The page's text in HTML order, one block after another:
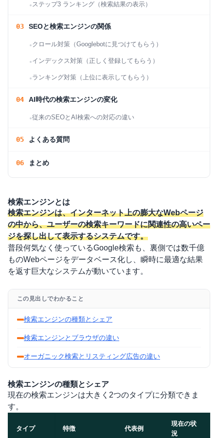
ステップ3 ランキング（検索結果の表示）
SEOと検索エンジンの関係
クロール対策（Googlebotに見つけてもらう）
インデックス対策（正しく登録してもらう）
ランキング対策（上位に表示してもらう）
AI時代の検索エンジンの変化
従来のSEOとAI検索への対応の違い
よくある質問
まとめ
検索エンジンとは
検索エンジンは、インターネット上の膨大なWebページ
の中から、ユーザーの検索キーワードに関連性の高いペー
ジを探し出して表示するシステムです。
普段何気なく使っているGoogle検索も、裏側では数千億
ものWebページをデータベース化し、瞬時に最適な結果
を返す巨大なシステムが動いています。
この見出しでわかること
検索エンジンの種類とシェア
検索エンジンとブラウザの違い
オーガニック検索とリスティング広告の違い
検索エンジンの種類とシェア
現在の検索エンジンは大きく2つのタイプに分類できま
す。
タイプ 特徴 代表例
現在の状
況